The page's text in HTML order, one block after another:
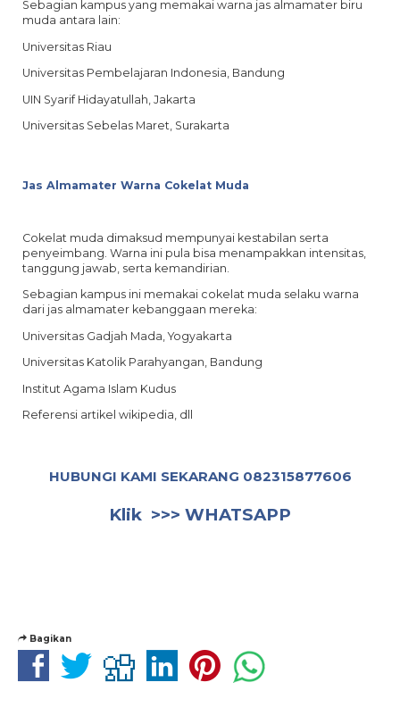
Sebagian kampus yang memakai warna jas almamater biru
muda antara lain:
Universitas Riau
Universitas Pembelajaran Indonesia, Bandung
UIN Syarif Hidayatullah, Jakarta
Universitas Sebelas Maret, Surakarta
Jas Almamater Warna Cokelat Muda
Cokelat muda dimaksud mempunyai kestabilan serta
penyeimbang. Warna ini pula bisa menampakkan intensitas,
tanggung jawab, serta kemandirian.
Sebagian kampus ini memakai cokelat muda selaku warna
dari jas almamater kebanggaan mereka:
Universitas Gadjah Mada, Yogyakarta
Universitas Katolik Parahyangan, Bandung
Institut Agama Islam Kudus
Referensi artikel wikipedia, dll
HUBUNGI KAMI SEKARANG 082315877606
Klik >>> WHATSAPP
Bagikan